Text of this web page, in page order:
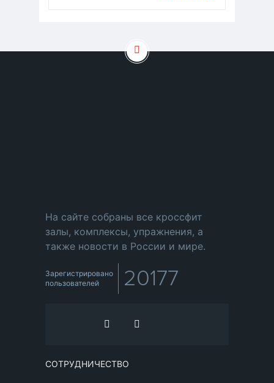
На сайте собраны все кроссфит
залы, комплексы, упражнения, а
также новости в России и мире.
Зарегистрировано
пользователей
20177
СОТРУДНИЧЕСТВО